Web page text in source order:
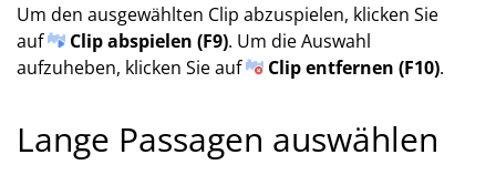
Um den ausgewählten Clip abzuspielen, klicken Sie
auf
Clip abspielen (F9). Um die Auswahl
aufzuheben, klicken Sie auf
Clip entfernen (F10).
Lange Passagen auswählen